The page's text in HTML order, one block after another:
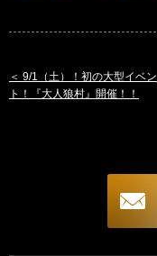
9/1（土）！初の大型イベン
ト！『大人狼村』開催！！